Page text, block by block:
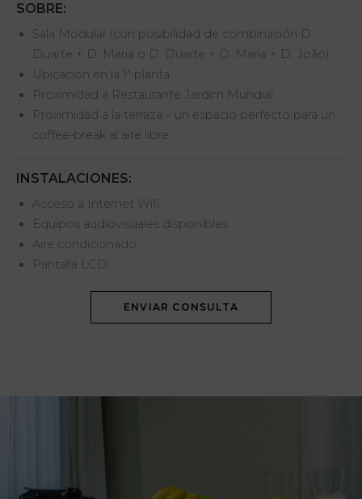
SOBRE:
Sala Modular (con posibilidad de combinación D.
Duarte + D. Maria o D. Duarte + D. Maria + D. João)
Ubicación en la 1ª planta
Proximidad a Restaurante Jardim Mundial
Proximidad a la terraza – un espacio perfecto para un
coffee-break al aire libre
INSTALACIONES:
Acceso a Internet Wifi
Equipos audiovisuales disponibles
Aire condicionado
Pantalla LCD
ENVIAR CONSULTA